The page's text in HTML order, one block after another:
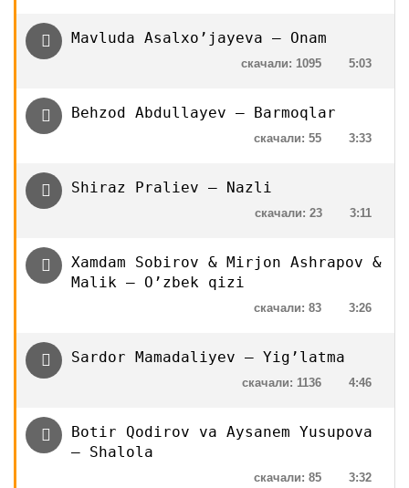
Mavluda Asalxo’jayeva — Onam
5:03
скачали: 1095
Behzod Abdullayev — Barmoqlar
3:33
скачали: 55
Shiraz Praliev — Nazli
3:11
скачали: 23
Xamdam Sobirov & Mirjon Ashrapov &
Malik — O’zbek qizi
3:26
скачали: 83
Sardor Mamadaliyev — Yig’latma
4:46
скачали: 1136
Botir Qodirov va Aysanem Yusupova
— Shalola
3:32
скачали: 85